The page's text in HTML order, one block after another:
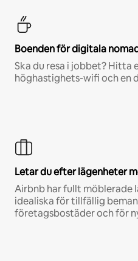
Boenden för digitala
Ska du resa i jobbet?
höghastighets-wifi och en
Letar du efter lägenheter
Airbnb har fullt möblerade
idealiska för tillfällig
företagsbostäder och för